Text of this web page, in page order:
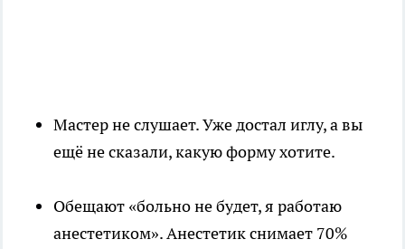
Мастер не слушает. Уже достал иглу, а вы
ещё не сказали, какую форму хотите.
Обещают «больно не будет, я работаю
анестетиком». Анестетик снимает 70%